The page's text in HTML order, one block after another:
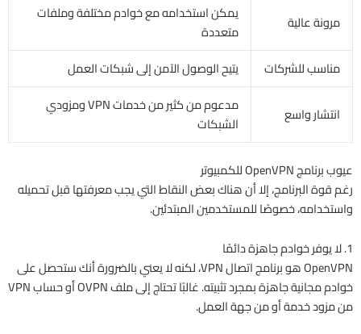
مرونة عالية
يمكن استخدامه مع خوادم مختلفة وملفات
متعددة
مناسب للشركات
يتيح الوصول الآمن إلى شبكات العمل
انتشار واسع
مدعوم من كثير من خدمات VPN ومزودي
الشبكات
عيوب برنامج OpenVPN للكمبيوتر
رغم قوة البرنامج، إلا أن هناك بعض النقاط التي يجب معرفتها قبل تحميله
واستخدامه، خصوصًا للمستخدمين المبتدئين.
1. لا يوفر خوادم جاهزة دائمًا
OpenVPN هو برنامج اتصال VPN، لكنه لا يعني بالضرورة أنك ستحصل على
خوادم مجانية جاهزة بمجرد تثبيته. غالبًا تحتاج إلى ملف OVPN أو حساب VPN
من مزود خدمة أو من جهة العمل.